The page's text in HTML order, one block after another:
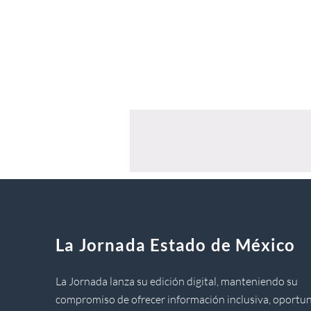
La Jornada Estado de México
La Jornada lanza su edición digital, manteniendo su
compromiso de ofrecer información inclusiva,